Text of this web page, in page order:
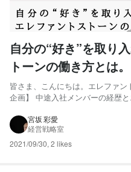
自分の“好き”を取り
トーンの働き方とは
皆さま、こんにちは。エレファ
企画】 中途入社メンバーの経歴
す！ ▼第一弾はこちら『経営戦略室・企画課／登 陽一朗さん』 ▼第二宮坂 彩愛
経営戦略室
2021/09/30, 2 likes